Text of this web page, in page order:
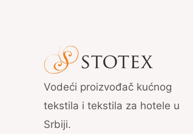
Vodeći proizvođač kućnog
tekstila i tekstila za hotele u
Srbiji.